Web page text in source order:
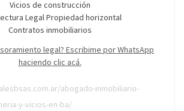
Vicios de construcción
Legal Propiedad horizontal
Contratos inmobiliarios
legal? Escribime por WhatsApp
haciendo clic acá.
abogado-inmobiliario-
y-vicios-en-ba/